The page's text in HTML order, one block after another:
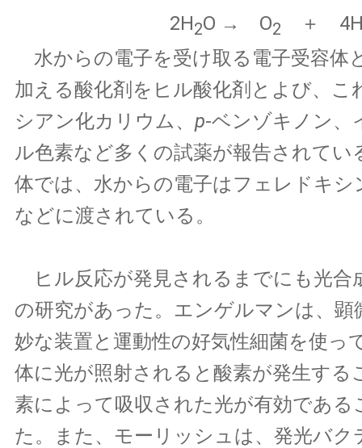
2H2O → O2
＋
水からの電子を受け取る電子受容体
加える酸化剤をヒル酸化剤とよび、こ
シアン化カリウム、 p-ベンゾキノン、
ル色素など多くの試薬が報告されてい
体では、水からの電子はフェレドキシ
などに渡されている。
ヒル反応が発見されるまでにも光合
の研究があった。エンゲルマンは、顕
妙な装置と運動性の好気性細菌を使っ
体に光が照射されると酸素が発生する
素によって吸収された光が有効である
た。また、モーリッシュは、発光バク